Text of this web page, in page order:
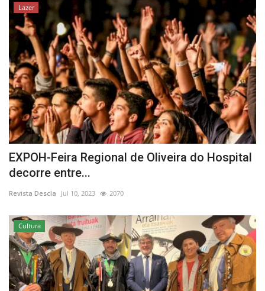
Lazer
EXPOH-Feira Regional de Oliveira do Hospital
decorre entre...
Revista Descla Jul 10, 2023 2070
Cultura